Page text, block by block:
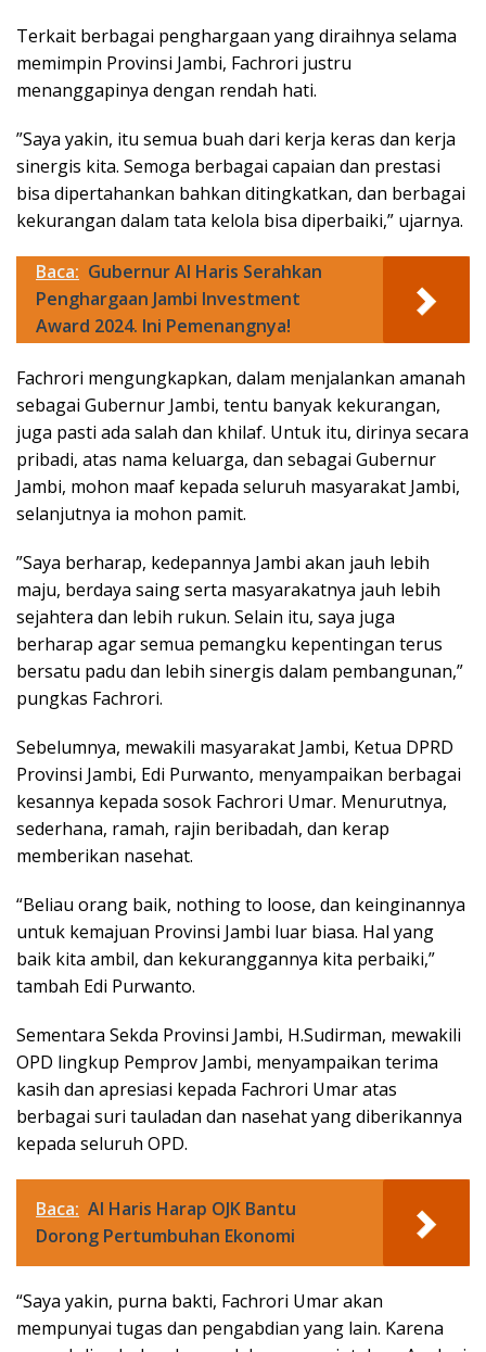
Terkait berbagai penghargaan yang diraihnya selama
memimpin Provinsi Jambi, Fachrori justru
menanggapinya dengan rendah hati.
”Saya yakin, itu semua buah dari kerja keras dan kerja
sinergis kita. Semoga berbagai capaian dan prestasi
bisa dipertahankan bahkan ditingkatkan, dan berbagai
kekurangan dalam tata kelola bisa diperbaiki,” ujarnya.
Baca: Gubernur Al Haris Serahkan
Penghargaan Jambi Investment
Award 2024. Ini Pemenangnya!
Fachrori mengungkapkan, dalam menjalankan amanah
sebagai Gubernur Jambi, tentu banyak kekurangan,
juga pasti ada salah dan khilaf. Untuk itu, dirinya secara
pribadi, atas nama keluarga, dan sebagai Gubernur
Jambi, mohon maaf kepada seluruh masyarakat Jambi,
selanjutnya ia mohon pamit.
”Saya berharap, kedepannya Jambi akan jauh lebih
maju, berdaya saing serta masyarakatnya jauh lebih
sejahtera dan lebih rukun. Selain itu, saya juga
berharap agar semua pemangku kepentingan terus
bersatu padu dan lebih sinergis dalam pembangunan,”
pungkas Fachrori.
Sebelumnya, mewakili masyarakat Jambi, Ketua DPRD
Provinsi Jambi, Edi Purwanto, menyampaikan berbagai
kesannya kepada sosok Fachrori Umar. Menurutnya,
sederhana, ramah, rajin beribadah, dan kerap
memberikan nasehat.
“Beliau orang baik, nothing to loose, dan keinginannya
untuk kemajuan Provinsi Jambi luar biasa. Hal yang
baik kita ambil, dan kekuranggannya kita perbaiki,”
tambah Edi Purwanto.
Sementara Sekda Provinsi Jambi, H.Sudirman, mewakili
OPD lingkup Pemprov Jambi, menyampaikan terima
kasih dan apresiasi kepada Fachrori Umar atas
berbagai suri tauladan dan nasehat yang diberikannya
kepada seluruh OPD.
Baca: Al Haris Harap OJK Bantu
Dorong Pertumbuhan Ekonomi
“Saya yakin, purna bakti, Fachrori Umar akan
mempunyai tugas dan pengabdian yang lain. Karena